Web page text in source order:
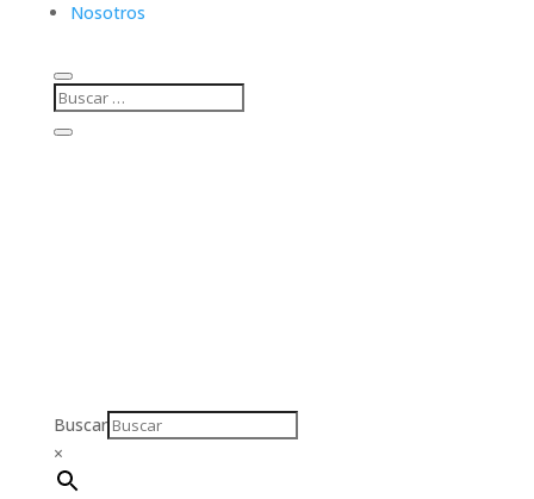
Nosotros
Buscar
×